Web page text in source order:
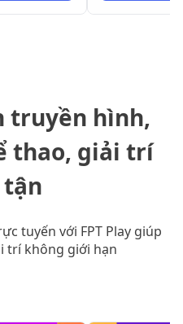
truyền hình,
thao, giải trí
tuyến với FPT Play giúp
trí không giới hạn